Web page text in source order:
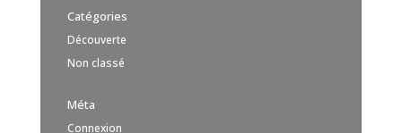
Catégories
Découverte
Non classé
Méta
Connexion